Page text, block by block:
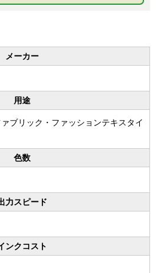
メーカー
用途
ブリック・ファッションテキスタイ
色数
力スピード
ンクコスト